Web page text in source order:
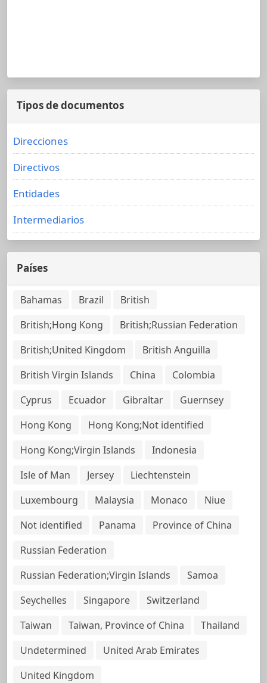
Tipos de documentos
Direcciones
Directivos
Entidades
Intermediarios
Países
Bahamas Brazil
British
British;Hong Kong
British;Russian Federation
British;United Kingdom
British Anguilla
British Virgin Islands
China
Colombia
Cyprus
Ecuador Gibraltar
Guernsey
Hong Kong
Hong Kong;Not identified
Hong Kong;Virgin Islands
Indonesia
Isle of Man
Jersey
Liechtenstein
Luxembourg
Malaysia Monaco
Niue
Not identified
Panama
Province of China
Russian Federation
Russian Federation;Virgin Islands
Samoa
Seychelles
Singapore
Switzerland
Taiwan
Taiwan, Province of China
Thailand
Undetermined
United Arab Emirates
United Kingdom